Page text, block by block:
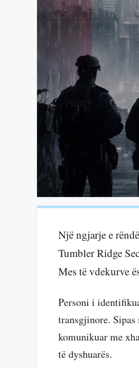
Një ngjarje e
Tumbler Ridge
Mes të vdekurve
Personi i
transgjinore.
komunikuar me
të dyshuarës.